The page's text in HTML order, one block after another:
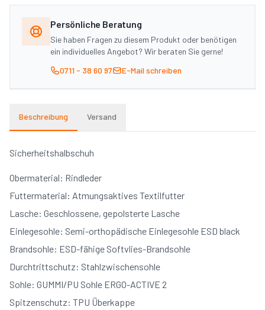
Persönliche Beratung
Sie haben Fragen zu diesem Produkt oder benötigen
ein individuelles Angebot? Wir beraten Sie gerne!
0711 - 38 60 97
E-Mail schreiben
Beschreibung Versand
Sicherheitshalbschuh
Obermaterial: Rindleder
Futtermaterial: Atmungsaktives Textilfutter
Lasche: Geschlossene, gepolsterte Lasche
Einlegesohle: Semi-orthopädische Einlegesohle ESD black
Brandsohle: ESD-fähige Softvlies-Brandsohle
Durchtrittschutz: Stahlzwischensohle
Sohle: GUMMI/PU Sohle ERGO-ACTIVE 2
Spitzenschutz: TPU Überkappe
Was möchten Sie aufbringen?
Logo / Grafik
Firmenlogo,
Wappen, Icon
Text / Schriftzug
Namen, Nummern,
Fotos, komplexe
Bilder
Farben